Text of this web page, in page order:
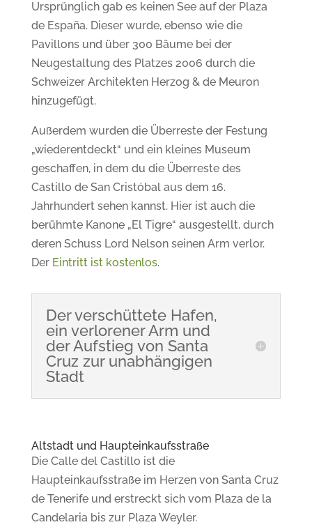
Ursprünglich gab es keinen See auf der Plaza
de España. Dieser wurde, ebenso wie die
Pavillons und über 300 Bäume bei der
Neugestaltung des Platzes 2006 durch die
Schweizer Architekten Herzog & de Meuron
hinzugefügt.
Außerdem wurden die Überreste der Festung
„wiederentdeckt“ und ein kleines Museum
geschaffen, in dem du die Überreste des
Castillo de San Cristóbal aus dem 16.
Jahrhundert sehen kannst. Hier ist auch die
berühmte Kanone „El Tigre“ ausgestellt, durch
deren Schuss Lord Nelson seinen Arm verlor.
Der Eintritt ist kostenlos.
Der verschüttete Hafen,
ein verlorener Arm und
der Aufstieg von Santa
Cruz zur unabhängigen
Stadt
Altstadt und Haupteinkaufsstraße
Die Calle del Castillo ist die
Haupteinkaufsstraße im Herzen von Santa Cruz
de Tenerife und erstreckt sich vom Plaza de la
Candelaria bis zur Plaza Weyler.